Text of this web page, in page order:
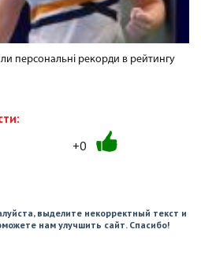
персональні рекорди в рейтингу
+0
выделите некорректный текст и
нам улучшить сайт. Спасибо!